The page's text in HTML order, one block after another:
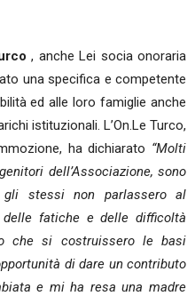
, anche Lei socia onoraria
una specifica e competente
ed alle loro famiglie anche
istituzionali. L’On.Le Turco,
ha dichiarato “Molti
dell’Associazione, sono
stessi non parlassero al
fatiche e delle difficoltà
che si costruissero le basi
di dare un contributo
e mi ha resa una madre